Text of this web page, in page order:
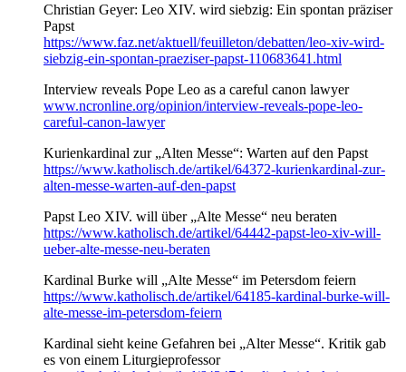
Christian Geyer: Leo XIV. wird siebzig: Ein spontan präziser
Papst
https://www.faz.net/aktuell/feuilleton/debatten/leo-xiv-wird-
siebzig-ein-spontan-praeziser-papst-110683641.html
Interview reveals Pope Leo as a careful canon lawyer
www.ncronline.org/opinion/interview-reveals-pope-leo-
careful-canon-lawyer
Kurienkardinal zur „Alten Messe“: Warten auf den Papst
https://www.katholisch.de/artikel/64372-kurienkardinal-zur-
alten-messe-warten-auf-den-papst
Papst Leo XIV. will über „Alte Messe“ neu beraten
https://www.katholisch.de/artikel/64442-papst-leo-xiv-will-
ueber-alte-messe-neu-beraten
Kardinal Burke will „Alte Messe“ im Petersdom feiern
https://www.katholisch.de/artikel/64185-kardinal-burke-will-
alte-messe-im-petersdom-feiern
Kardinal sieht keine Gefahren bei „Alter Messe“. Kritik gab
es von einem Liturgieprofessor